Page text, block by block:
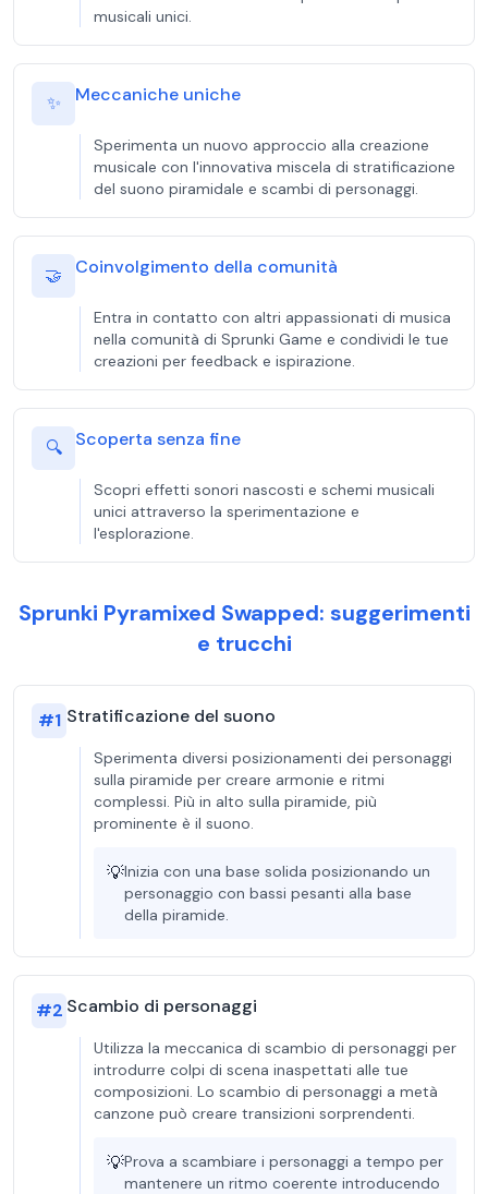
musicali unici.
✨ Meccaniche uniche
Sperimenta un nuovo approccio alla creazione
musicale con l'innovativa miscela di stratificazione
del suono piramidale e scambi di personaggi.
🤝 Coinvolgimento della comunità
Entra in contatto con altri appassionati di musica
nella comunità di Sprunki Game e condividi le tue
creazioni per feedback e ispirazione.
🔍 Scoperta senza fine
Scopri effetti sonori nascosti e schemi musicali
unici attraverso la sperimentazione e
l'esplorazione.
Sprunki Pyramixed Swapped: suggerimenti
e trucchi
#1 Stratificazione del suono
Sperimenta diversi posizionamenti dei personaggi
sulla piramide per creare armonie e ritmi
complessi. Più in alto sulla piramide, più
prominente è il suono.
💡Inizia con una base solida posizionando un
personaggio con bassi pesanti alla base
della piramide.
#2 Scambio di personaggi
Utilizza la meccanica di scambio di personaggi per
introdurre colpi di scena inaspettati alle tue
composizioni. Lo scambio di personaggi a metà
canzone può creare transizioni sorprendenti.
💡Prova a scambiare i personaggi a tempo per
mantenere un ritmo coerente introducendo